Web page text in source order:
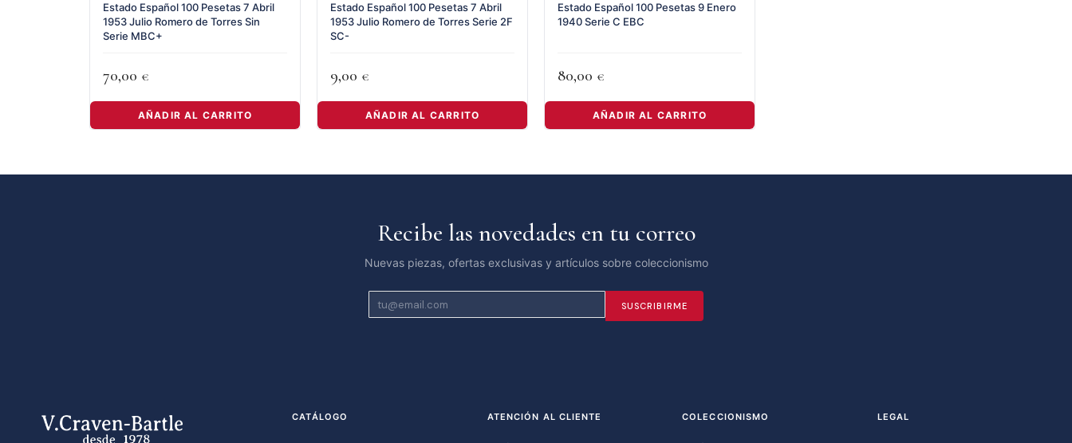
Estado Español 100 Pesetas 7 Abril
1953 Julio Romero de Torres Sin
Serie MBC+
70,00 €
AÑADIR AL CARRITO
Estado Español 100 Pesetas 7 Abril
1953 Julio Romero de Torres Serie 2F
SC-
9,00 €
AÑADIR AL CARRITO
Estado Español 100 Pesetas 9 Enero
1940 Serie C EBC
80,00 €
AÑADIR AL CARRITO
Recibe las novedades en tu correo
Nuevas piezas, ofertas exclusivas y artículos sobre coleccionismo
SUSCRIBIRME
CATÁLOGO ATENCIÓN AL CLIENTE COLECCIONISMO LEGAL